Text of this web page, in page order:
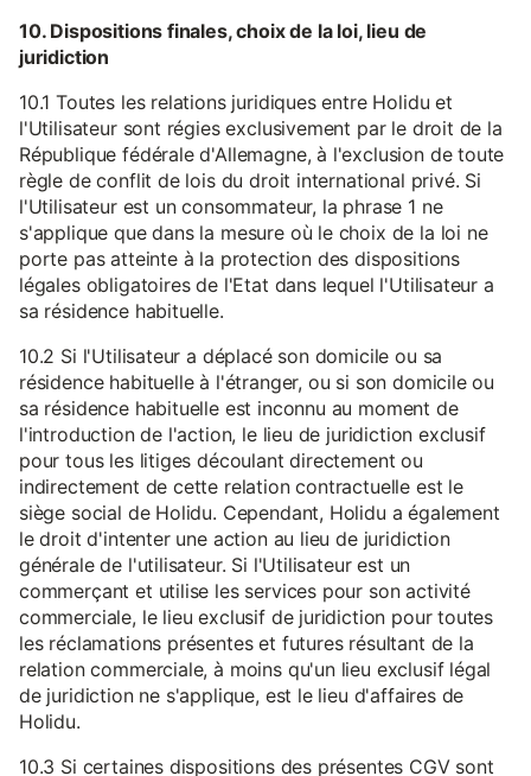
10. Dispositions finales, choix de la loi, lieu de
juridiction
10.1 Toutes les relations juridiques entre Holidu et
l'Utilisateur sont régies exclusivement par le droit de la
République fédérale d'Allemagne, à l'exclusion de toute
règle de conflit de lois du droit international privé. Si
l'Utilisateur est un consommateur, la phrase 1 ne
s'applique que dans la mesure où le choix de la loi ne
porte pas atteinte à la protection des dispositions
légales obligatoires de l'Etat dans lequel l'Utilisateur a
sa résidence habituelle.
10.2 Si l'Utilisateur a déplacé son domicile ou sa
résidence habituelle à l'étranger, ou si son domicile ou
sa résidence habituelle est inconnu au moment de
l'introduction de l'action, le lieu de juridiction exclusif
pour tous les litiges découlant directement ou
indirectement de cette relation contractuelle est le
siège social de Holidu. Cependant, Holidu a également
le droit d'intenter une action au lieu de juridiction
générale de l'utilisateur. Si l'Utilisateur est un
commerçant et utilise les services pour son activité
commerciale, le lieu exclusif de juridiction pour toutes
les réclamations présentes et futures résultant de la
relation commerciale, à moins qu'un lieu exclusif légal
de juridiction ne s'applique, est le lieu d'affaires de
Holidu.
10.3 Si certaines dispositions des présentes CGV sont